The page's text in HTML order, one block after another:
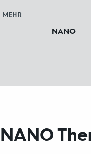
MEHR
NANO
NANO